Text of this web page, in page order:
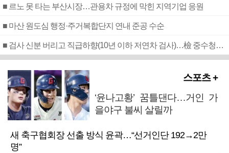
■ 르노 못 타는 부산시장…관용차 규정에 막힌 지역기업 응원
■ 마산 원도심 행정·주거복합단지 연내 준공 수순
■ 검사 신분 버리고 직급하향(10년 이하 저연차 검사)…檢 중수청행 기피
스포츠 +
‘윤나고황’ 꿈틀댄다…거인 가
을야구 불씨 살릴까
새 축구협회장 선출 방식 윤곽…“선거인단 192→2만
명”